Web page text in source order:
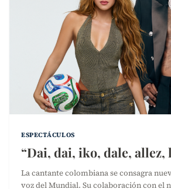
ESPECTÁCULOS
“Dai, dai, iko, dale, allez,
La cantante colombiana se consagra
voz del Mundial. Su colaboración con el